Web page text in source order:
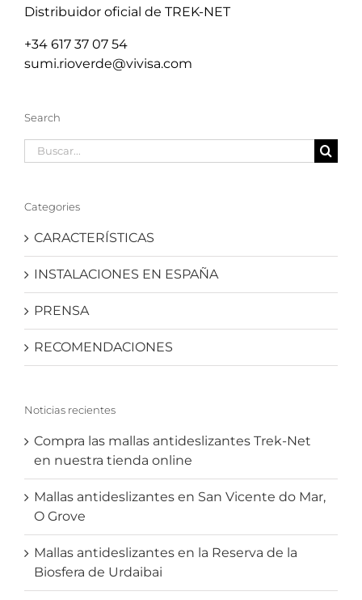
Distribuidor oficial de TREK-NET
+34 617 37 07 54
sumi.rioverde@vivisa.com
Search
Buscar:
Categories
CARACTERÍSTICAS
INSTALACIONES EN ESPAÑA
PRENSA
RECOMENDACIONES
Noticias recientes
Compra las mallas antideslizantes Trek-Net
en nuestra tienda online
Mallas antideslizantes en San Vicente do Mar,
O Grove
Mallas antideslizantes en la Reserva de la
Biosfera de Urdaibai